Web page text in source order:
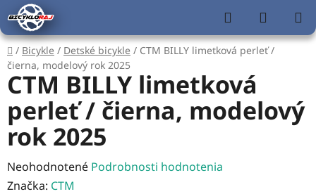
Prejsť
na
obsah
Hľadať
KOŠÍK
Domov
/ Bicykle / Detské bicykle / CTM BILLY limetková perleť /
čierna, modelový rok 2025
CTM BILLY limetková
perleť / čierna, modelový
rok 2025
Priemerné
hodnotenie
Neohodnotené Podrobnosti hodnotenia
Značka: CTM